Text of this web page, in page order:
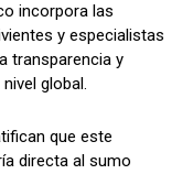
incorpora las
y especialistas
transparencia y
global.
que este
directa al sumo